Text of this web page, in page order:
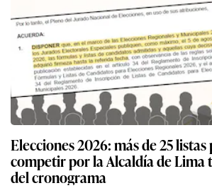
Elecciones 2026: más de 25
competir por la Alcaldía de Lima
del cronograma